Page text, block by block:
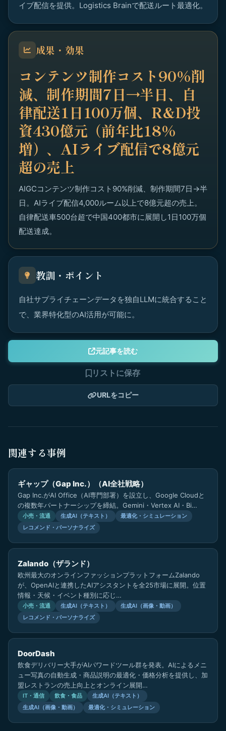
イブ配信を提供。Logistics Brainで配送ルート最適化。
成果・効果
コンテンツ制作コスト90%削
減、制作期間7日→半日、自
律配送1日100万個、R&D投
資430億元（前年比18%
増）、AIライブ配信で8億元
超の売上
AIGCコンテンツ制作コスト90%削減、制作期間7日→半
日。AIライブ配信4,000ルーム以上で8億元超の売上。
自律配送車500台超で中国400都市に展開し1日100万個
配送達成。
教訓・ポイント
自社サプライチェーンデータを独自LLMに統合すること
で、業界特化型のAI活用が可能に。
元記事を読む
リストに保存
URLをコピー
関連する事例
ギャップ（Gap Inc.）（AI全社戦略）
Gap Inc.がAI Office（AI専門部署）を設立し、Google Cloudと
の複数年パートナーシップを締結。Gemini・Vertex AI・Bi…
小売・流通 生成AI（テキスト）
最適化・シミュレーション
レコメンド・パーソナライズ
Zalando（ザランド）
欧州最大のオンラインファッションプラットフォームZalando
が、OpenAIと連携したAIアシスタントを全25市場に展開。位置
情報・天候・イベント種別に応じ…
小売・流通 生成AI（テキスト）
生成AI（画像・動画）
レコメンド・パーソナライズ
DoorDash
飲食デリバリー大手がAIパワードツール群を発表。AIによるメニ
ュー写真の自動生成・商品説明の最適化・価格分析を提供し、加
盟レストランの売上向上とオンライン展開…
IT・通信 飲食・食品
生成AI（テキスト）
生成AI（画像・動画）
最適化・シミュレーション